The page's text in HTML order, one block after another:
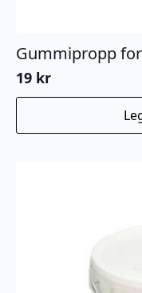
Gummipropp
19 kr